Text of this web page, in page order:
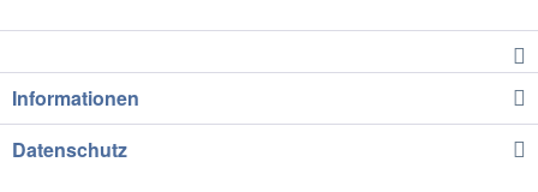
Informationen
Datenschutz